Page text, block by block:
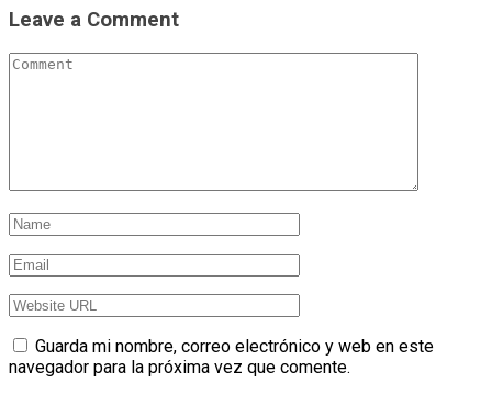
Leave a Comment
Guarda mi nombre, correo electrónico y web en este
navegador para la próxima vez que comente.